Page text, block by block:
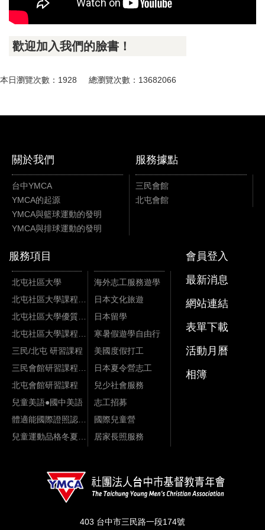
歡迎加入我們的臉書！
本日瀏覽次數：1928 總瀏覽次數：13682066
關於我們
台中YMCA
YMCA的起源
YMCA與籃球運動的發明
YMCA與排球運動的發明
服務據點
三民會館
北屯會館
服務項目
北屯社區大學
三民/北屯 研習課程
北屯會館研習課程
兒童美語●國中美語
海外志工服務遊學
日本文化旅遊
日本留學
寒暑假遊學自由行
美國度假打工
日本夏令營志工
兒少社會服務
志工招募
國際兒童營
居家長照服務
會員登入
最新消息
網站連結
表單下載
活動月曆
相簿
403 台中市三民路一段174號